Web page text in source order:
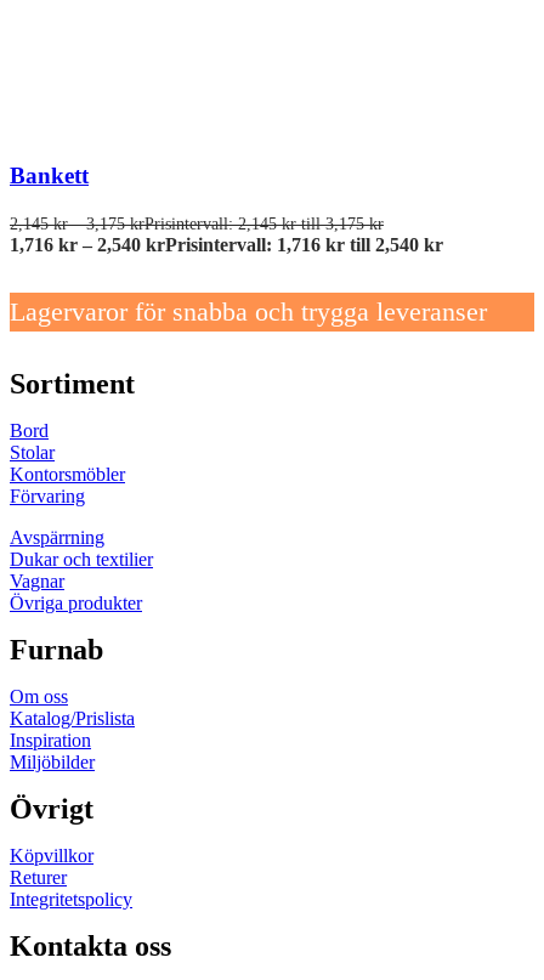
Bankett
2,145kr – 3,175krPrisintervall: 2,145 kr till 3,175 kr
1,716 kr – 2,540 krPrisintervall: 1,716 kr till 2,540 kr
Lagervaror för snabba och trygga leveranser
Sortiment
Bord
Stolar
Kontorsmöbler
Förvaring
Avspärrning
Dukar och textilier
Vagnar
Övriga produkter
Furnab
Om oss
Katalog/Prislista
Inspiration
Miljöbilder
Övrigt
Köpvillkor
Returer
Integritetspolicy
Kontakta oss